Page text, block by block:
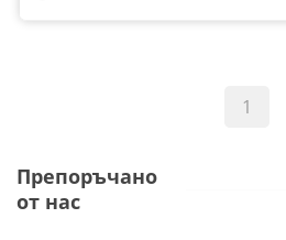
1
Препоръчано
от нас